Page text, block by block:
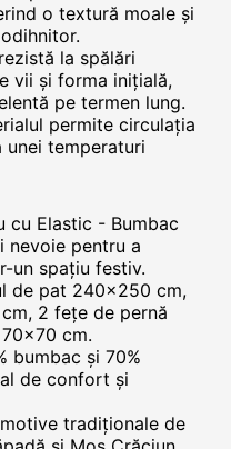
o textură moale și
la spălări
vii și forma inițială,
pe termen lung.
permite circulația
unei temperaturi
cu Elastic - Bumbac
nevoie pentru a
un spațiu festiv.
de pat 240x250 cm,
2 fețe de pernă
cm.
bumbac și 70%
de confort și
tradiționale de